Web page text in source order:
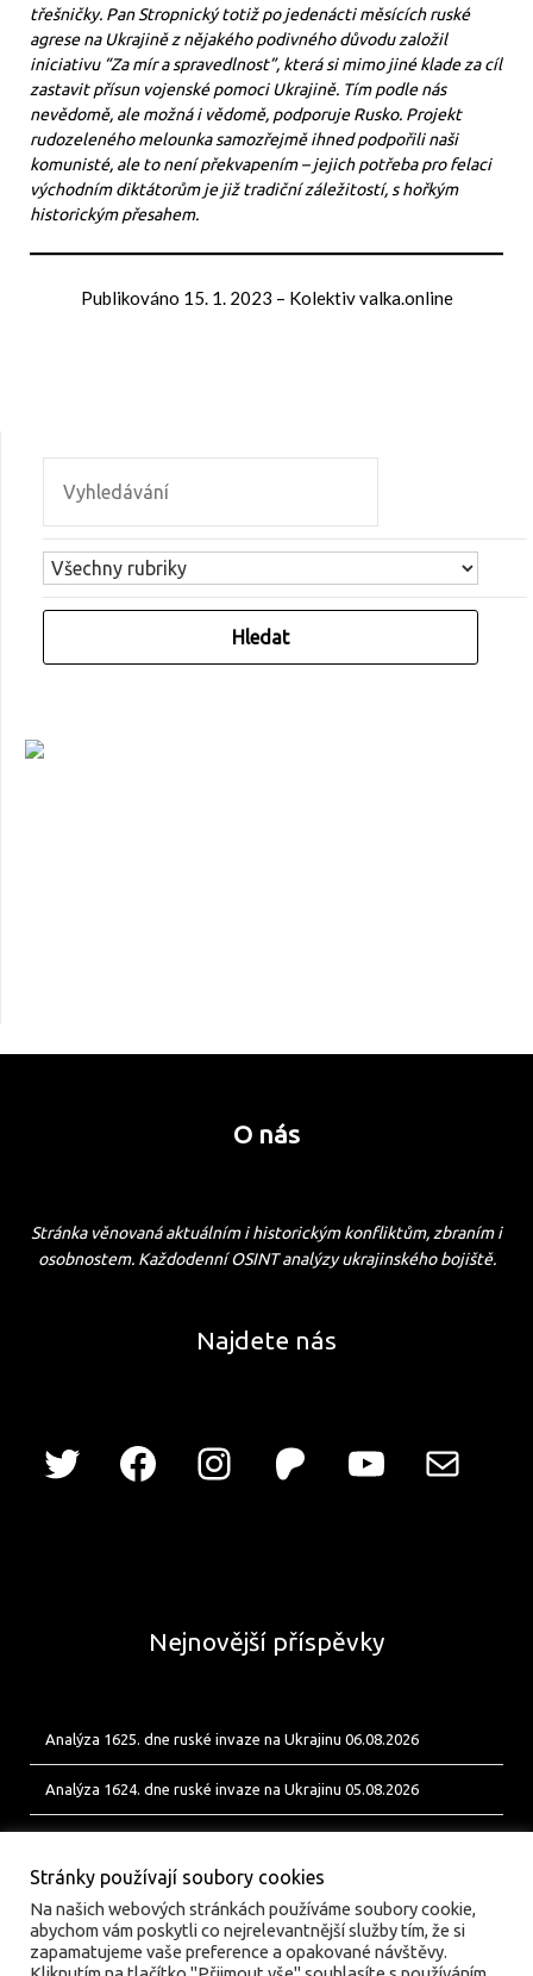
třešničky. Pan Stropnický totiž po jedenácti měsících ruské
agrese na Ukrajině z nějakého podivného důvodu založil
iniciativu “Za mír a spravedlnost”, která si mimo jiné klade za cíl
zastavit přísun vojenské pomoci Ukrajině. Tím podle nás
nevědomě, ale možná i vědomě, podporuje Rusko. Projekt
rudozeleného melounka samozřejmě ihned podpořili naši
komunisté, ale to není překvapením – jejich potřeba pro felaci
východním diktátorům je již tradiční záležitostí, s hořkým
historickým přesahem.
Publikováno 15. 1. 2023 – Kolektiv valka.online
O nás
Stránka věnovaná aktuálním i historickým konfliktům, zbraním i
osobnostem. Každodenní OSINT analýzy ukrajinského bojiště.
Najdete nás
Nejnovější příspěvky
Analýza 1625. dne ruské invaze na Ukrajinu 06.08.2026
Analýza 1624. dne ruské invaze na Ukrajinu 05.08.2026
Stránky používají soubory cookies
Na našich webových stránkách používáme soubory cookie,
abychom vám poskytli co nejrelevantnější služby tím, že si
zapamatujeme vaše preference a opakované návštěvy.